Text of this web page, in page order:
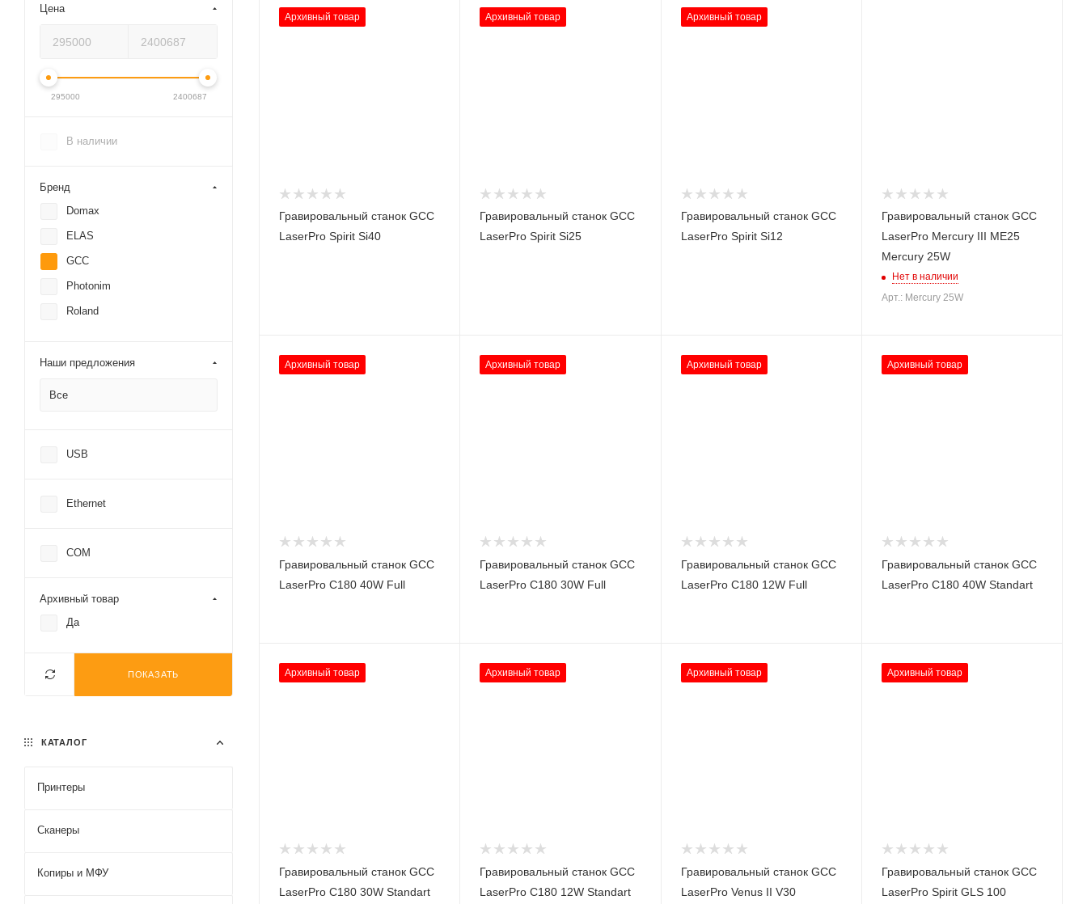
Архивный товар
Гравировальный станок GCC
LaserPro Spirit Si40
Архивный товар
Гравировальный станок GCC
LaserPro Spirit Si25
Архивный товар
Гравировальный станок GCC
LaserPro Spirit Si12
Гравировальный станок GCC
LaserPro Mercury III ME25
Mercury 25W
Нет в наличии
Арт.: Mercury 25W
Архивный товар
Гравировальный станок GCC
LaserPro C180 40W Full
Архивный товар
Гравировальный станок GCC
LaserPro C180 30W Full
Архивный товар
Гравировальный станок GCC
LaserPro C180 12W Full
Архивный товар
Гравировальный станок GCC
LaserPro C180 40W Standart
Архивный товар
Гравировальный станок GCC
LaserPro C180 30W Standart
Архивный товар
Гравировальный станок GCC
LaserPro C180 12W Standart
Архивный товар
Гравировальный станок GCC
LaserPro Venus II V30
Архивный товар
Гравировальный станок GCC
LaserPro Spirit GLS 100
Цена
295000 2400687
В наличии
Бренд
Domax
ELAS
GCC
Photonim
Roland
Наши предложения
Все
USB
Ethernet
COM
Архивный товар
Да
ПОКАЗАТЬ
КАТАЛОГ
Принтеры
Сканеры
Копиры и МФУ